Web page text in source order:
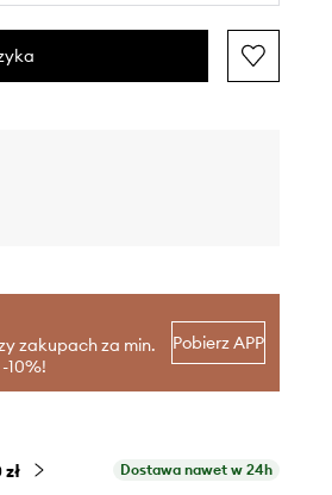
zakupach za min.
10%!
Pobierz APP
Dostawa nawet w 24h